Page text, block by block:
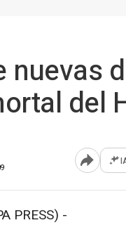
nuevas
del
Abrir
PRESS) -